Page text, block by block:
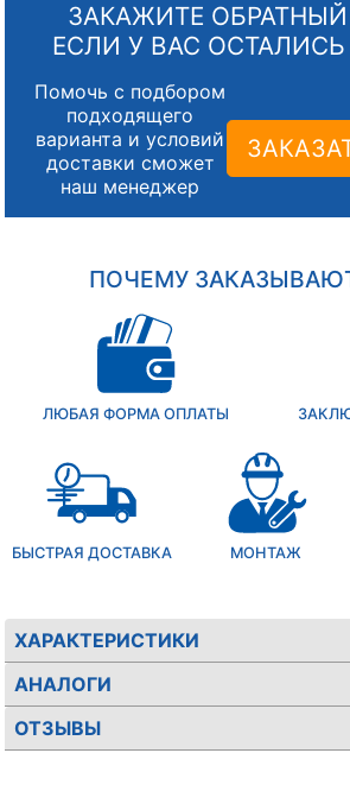
ЗАКАЖИТЕ
ЕСЛИ У ВАС
Помочь с подбором
подходящего
варианта и условий
доставки сможет
наш менеджер
ПОЧЕМУ
ЛЮБАЯ ФОРМА ОПЛАТЫ
БЫСТРАЯ ДОСТАВКА МОНТАЖ
ХАРАКТЕРИСТИКИ
АНАЛОГИ
ОТЗЫВЫ